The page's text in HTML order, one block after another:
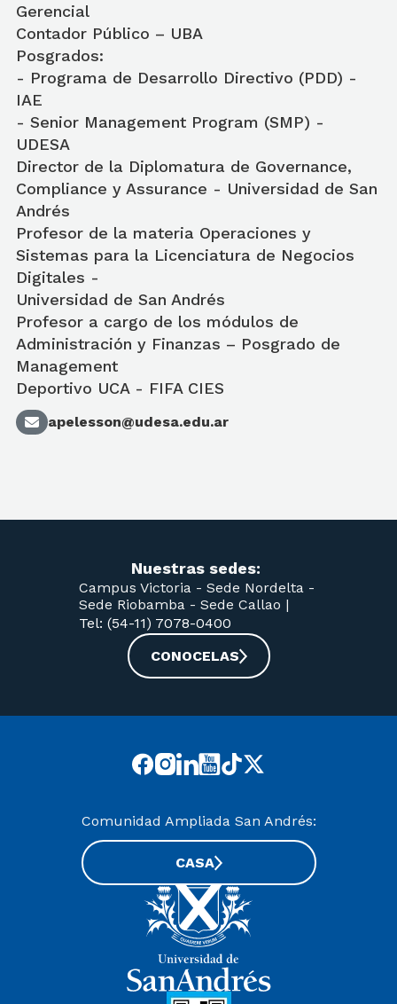
Gerencial
Contador Público – UBA
Posgrados:
- Programa de Desarrollo Directivo (PDD) -
IAE
- Senior Management Program (SMP) -
UDESA
Director de la Diplomatura de Governance,
Compliance y Assurance - Universidad de San
Andrés
Profesor de la materia Operaciones y
Sistemas para la Licenciatura de Negocios
Digitales -
Universidad de San Andrés
Profesor a cargo de los módulos de
Administración y Finanzas – Posgrado de
Management
Deportivo UCA - FIFA CIES
apelesson@udesa.edu.ar
Nuestras sedes:
Campus Victoria - Sede Nordelta -
Sede Riobamba - Sede Callao |
Tel: (54-11) 7078-0400
CONOCELAS
Comunidad Ampliada San Andrés:
CASA